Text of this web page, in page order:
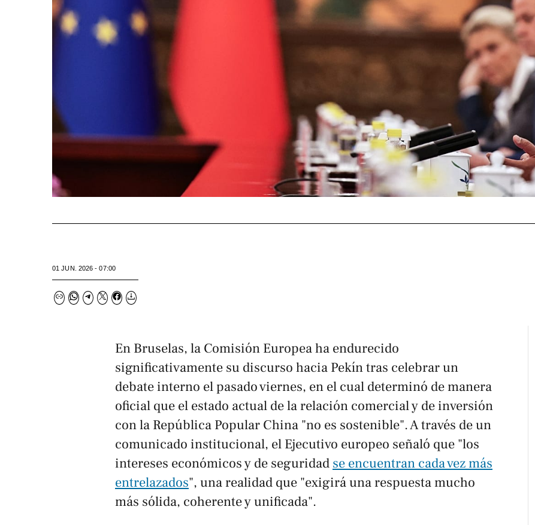
01 JUN. 2026 - 07:00
En Bruselas, la Comisión Europea ha endurecido
significativamente su discurso hacia Pekín tras celebrar un
debate interno el pasado viernes, en el cual determinó de manera
oficial que el estado actual de la relación comercial y de inversión
con la República Popular China "no es sostenible". A través de un
comunicado institucional, el Ejecutivo europeo señaló que "los
intereses económicos y de seguridad se encuentran cada vez más
entrelazados", una realidad que "exigirá una respuesta mucho
más sólida, coherente y unificada".